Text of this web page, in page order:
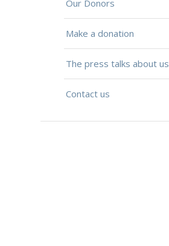
Our Donors
Make a donation
The press talks about us
Contact us